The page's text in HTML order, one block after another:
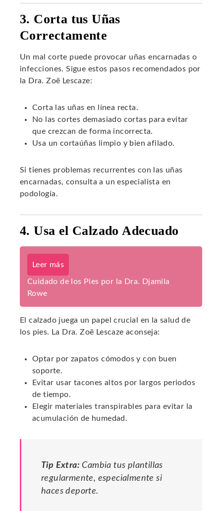
3. Corta tus Uñas
Correctamente
Un mal corte puede provocar uñas encarnadas o
infecciones. Sigue estos pasos recomendados por
la Dra. Zoë Lescaze:
Corta las uñas en línea recta.
No las cortes demasiado cortas para evitar
que crezcan de forma incorrecta.
Usa un cortaúñas limpio y bien afilado.
Si tienes problemas recurrentes con las uñas
encarnadas, consulta a un especialista en
podología.
4. Usa el Calzado Adecuado
Leer más
Cuidado de los Pies por la Dra. Djamila
Rowe
El calzado juega un papel crucial en la salud de
los pies. La Dra. Zoë Lescaze aconseja:
Optar por zapatos cómodos y con buen
soporte.
Evitar usar tacones altos por largos periodos
de tiempo.
Elegir materiales transpirables para evitar la
acumulación de humedad.
Tip Extra: Cambia tus plantillas
regularmente, especialmente si
haces deporte.